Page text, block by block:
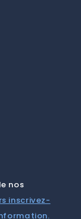
nos
inscrivez-